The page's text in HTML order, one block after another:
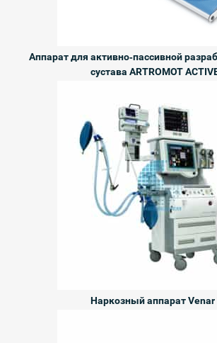
Аппарат для активно‑пассивной
сустава ARTROMOT
Наркозный аппарат Venar